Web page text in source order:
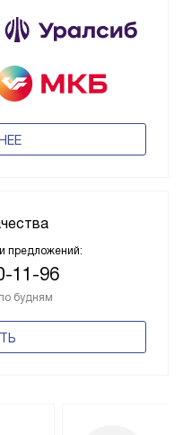
предложений:
11-96
будням